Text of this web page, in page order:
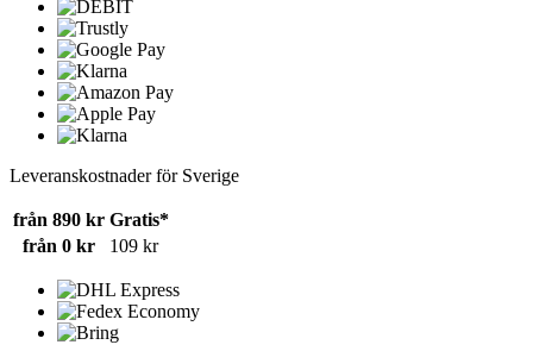
Leveranskostnader för Sverige
från 890 kr Gratis*
från 0 kr
109 kr